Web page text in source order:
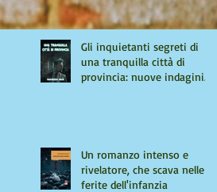
Gli inquietanti segreti di
una tranquilla città di
provincia: nuove indagini
Un romanzo intenso e
rivelatore, che scava nelle
ferite dell'infanzia